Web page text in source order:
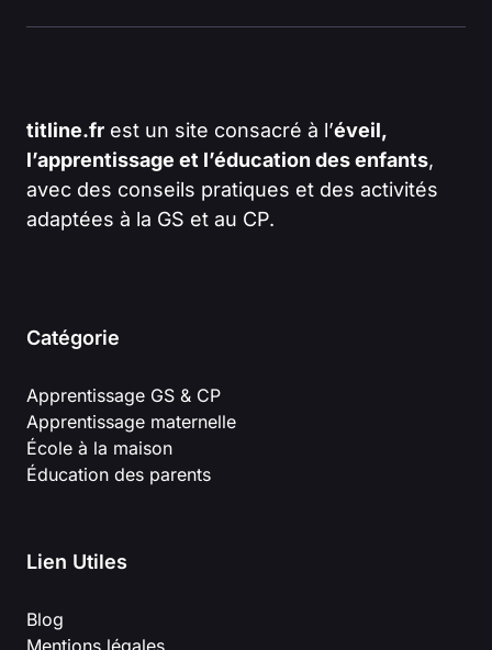
titline.fr est un site consacré à l’éveil,
l’apprentissage et l’éducation des enfants,
avec des conseils pratiques et des activités
adaptées à la GS et au CP.
Catégorie
Apprentissage GS & CP
Apprentissage maternelle
École à la maison
Éducation des parents
Lien Utiles
Blog
Mentions légales